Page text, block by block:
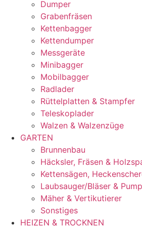
Dumper
Grabenfräsen
Kettenbagger
Kettendumper
Messgeräte
Minibagger
Mobilbagger
Radlader
Rüttelplatten & Stampfer
Teleskoplader
Walzen & Walzenzüge
GARTEN
Brunnenbau
Häcksler, Fräsen &
Kettensägen,
Laubsauger/Bläser &
Mäher & Vertikutierer
Sonstiges
HEIZEN & TROCKNEN